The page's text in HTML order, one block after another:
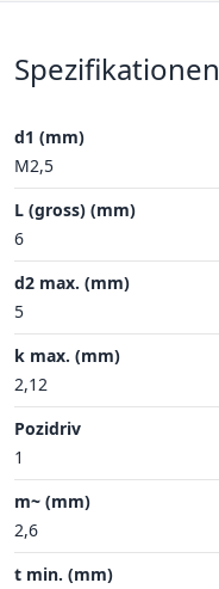
Spezifikationen
d1 (mm)
M2,5
L (gross) (mm)
6
d2 max. (mm)
5
k max. (mm)
2,12
Pozidriv
1
m~ (mm)
2,6
t min. (mm)